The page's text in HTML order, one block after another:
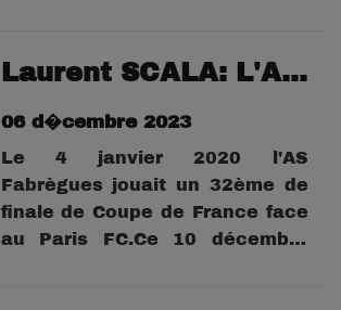
32ème de finale de Coupe de
nous parle Laurent SCALA
l'entraîneur de Fabrègues
Laurent SCALA: L'AS Fabrègues 8ème tour de la Coupe de France
06 d�cembre 2023
Le 4 janvier 2020 l'AS
Fabrègues jouait un 32ème de
finale de Coupe de France face
au Paris FC.Ce 10 décembre